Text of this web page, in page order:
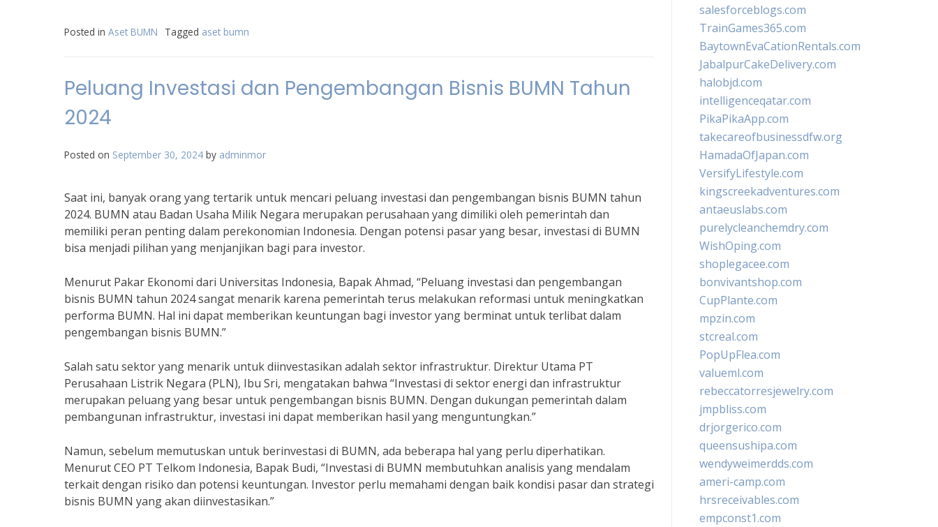
Posted in Aset BUMN Tagged aset bumn
Peluang Investasi dan Pengembangan Bisnis BUMN Tahun
2024
Posted on September 30, 2024 by adminmor
Saat ini, banyak orang yang tertarik untuk mencari peluang investasi dan pengembangan bisnis BUMN tahun
2024. BUMN atau Badan Usaha Milik Negara merupakan perusahaan yang dimiliki oleh pemerintah dan
memiliki peran penting dalam perekonomian Indonesia. Dengan potensi pasar yang besar, investasi di BUMN
bisa menjadi pilihan yang menjanjikan bagi para investor.
Menurut Pakar Ekonomi dari Universitas Indonesia, Bapak Ahmad, “Peluang investasi dan pengembangan
bisnis BUMN tahun 2024 sangat menarik karena pemerintah terus melakukan reformasi untuk meningkatkan
performa BUMN. Hal ini dapat memberikan keuntungan bagi investor yang berminat untuk terlibat dalam
pengembangan bisnis BUMN.”
Salah satu sektor yang menarik untuk diinvestasikan adalah sektor infrastruktur. Direktur Utama PT
Perusahaan Listrik Negara (PLN), Ibu Sri, mengatakan bahwa “Investasi di sektor energi dan infrastruktur
merupakan peluang yang besar untuk pengembangan bisnis BUMN. Dengan dukungan pemerintah dalam
pembangunan infrastruktur, investasi ini dapat memberikan hasil yang menguntungkan.”
Namun, sebelum memutuskan untuk berinvestasi di BUMN, ada beberapa hal yang perlu diperhatikan.
Menurut CEO PT Telkom Indonesia, Bapak Budi, “Investasi di BUMN membutuhkan analisis yang mendalam
terkait dengan risiko dan potensi keuntungan. Investor perlu memahami dengan baik kondisi pasar dan strategi
bisnis BUMN yang akan diinvestasikan.”
salesforceblogs.com
TrainGames365.com
BaytownEvaCationRentals.com
JabalpurCakeDelivery.com
halobjd.com
intelligenceqatar.com
PikaPikaApp.com
takecareofbusinessdfw.org
HamadaOfJapan.com
VersifyLifestyle.com
kingscreekadventures.com
antaeuslabs.com
purelycleanchemdry.com
WishOping.com
shoplegacee.com
bonvivantshop.com
CupPlante.com
mpzin.com
stcreal.com
PopUpFlea.com
valueml.com
rebeccatorresjewelry.com
jmpbliss.com
drjorgerico.com
queensushipa.com
wendyweimerdds.com
ameri-camp.com
hrsreceivables.com
empconst1.com